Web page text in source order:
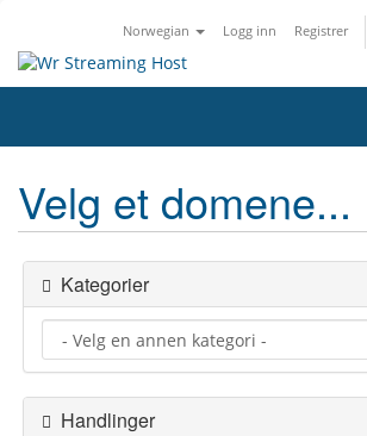
Norwegian Logg inn Registrer
Velg et domene...
Kategorier
Handlinger